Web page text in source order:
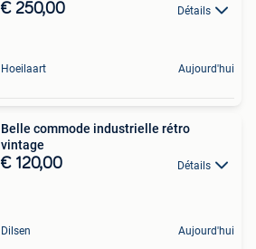
€ 250,00 Détails
Hoeilaart Aujourd'hui
Belle commode industrielle rétro
vintage
€ 120,00 Détails
Dilsen Aujourd'hui